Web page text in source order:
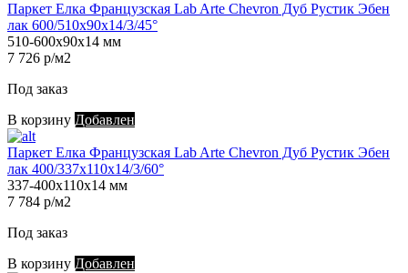
Паркет Елка Французская Lab Arte Chevron Дуб Рустик Эбен
лак 600/510х90х14/3/45°
510-600х90х14 мм
7 726 р/м2
Под заказ
В корзину Добавлен
Паркет Елка Французская Lab Arte Chevron Дуб Рустик Эбен
лак 400/337х110х14/3/60°
337-400х110х14 мм
7 784 р/м2
Под заказ
В корзину Добавлен